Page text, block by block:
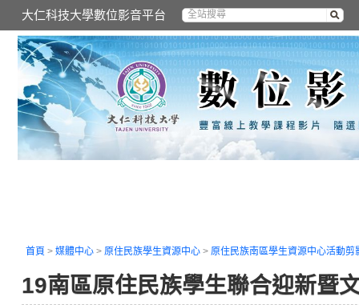
大仁科技大學數位影音平台
首頁 > 媒體中心 > 原住民族學生資源中心 > 原住民族南區學生資源中心活動剪
19南區原住民族學生聯合迎新暨